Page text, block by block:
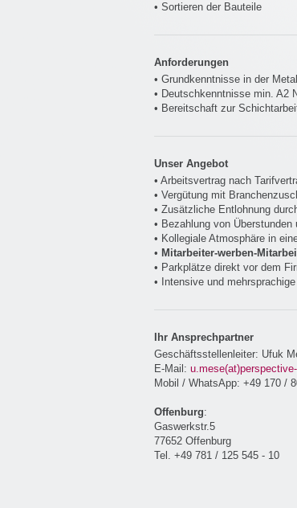
• Sortieren der Bauteile
Anforderungen
• Grundkenntnisse in der
• Deutschkenntnisse min. A2
• Bereitschaft zur
Unser Angebot
• Arbeitsvertrag nach
• Vergütung mit
• Zusätzliche Entlohnung
• Bezahlung von Überstunden
• Kollegiale Atmosphäre in
• Mitarbeiter-werben-
• Parkplätze direkt vor dem
• Intensive und
Ihr Ansprechpartner
Geschäftsstellenleiter: Ufuk
E-Mail:
Mobil / WhatsApp: +49 170 /
Offenburg:
Gaswerkstr.5
77652 Offenburg
Tel. +49 781 / 125 545 - 10